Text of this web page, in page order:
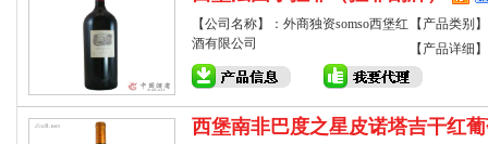
【公司名称】：外商独资somso西堡红
酒有限公司
【产品类别
【产品详细
西堡南非巴度之星皮诺塔吉干红